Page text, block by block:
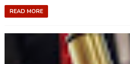
READ MORE